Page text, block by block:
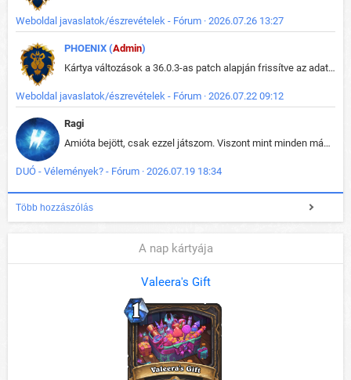
Weboldal javaslatok/észrevételek - Fórum · 2026.07.26 13:27
PHOENIX (Admin)
Kártya változások a 36.0.3-as patch alapján frissítve az adatbázisban (képek is cserélve).
Weboldal javaslatok/észrevételek - Fórum · 2026.07.22 09:12
Ragi
Amióta bejött, csak ezzel játszom. Viszont mint minden más - akár az alapjáték is, ez is baromira összetett lett. Néha már pár kör után is esélytelen az egész. Vagy irreállisan túltápol valaki, vagy lelép a partner, vagy csak hülye mint a segg. És amikor eljönne az én időm, na akkor jön el mindenki másé is. Engem jobban érdekelne, hogy ki milyen ratingen szokott játszani. Na ez lenne egy érdekes adat.
DUÓ - Vélemények? - Fórum · 2026.07.19 18:34
Több hozzászólás
A nap kártyája
Valeera's Gift